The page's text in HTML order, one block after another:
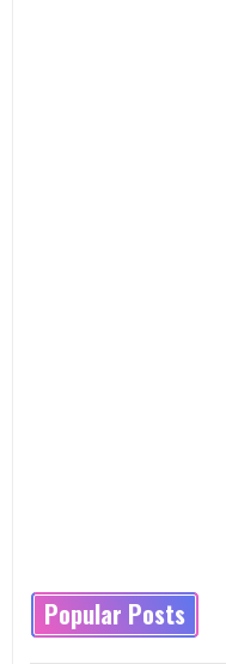
Popular Posts